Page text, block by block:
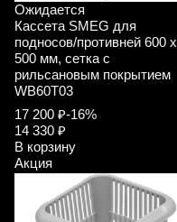
Ожидается
Кассета SMEG для
подносов/противней 600 x
500 мм, сетка с
рильсановым покрытием
WB60T03
17 200 ₽-16%
14 330 ₽
В корзину
Акция